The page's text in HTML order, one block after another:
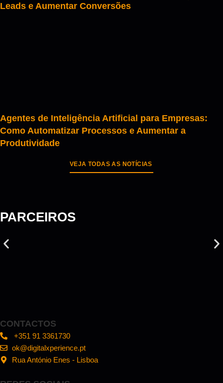
Leads e Aumentar Conversões
Agentes de Inteligência Artificial para Empresas:
Como Automatizar Processos e Aumentar a
Produtividade
VEJA TODAS AS NOTÍCIAS
PARCEIROS
CONTACTOS
+351 91 3361730
ok@digitalxperience.pt
Rua António Enes - Lisboa